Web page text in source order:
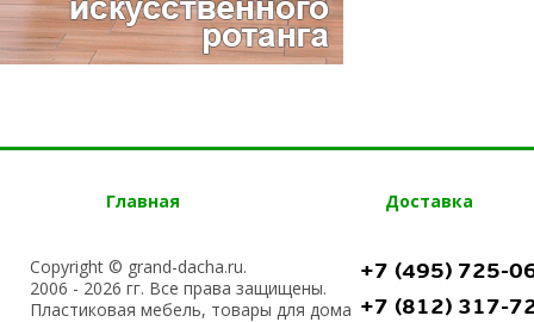
Главная Доставка
Copyright © grand-dacha.ru.
2006 - 2026 гг. Все права защищены.
Пластиковая мебель, товары для дома
+7 (495) 725-
+7 (812) 317-